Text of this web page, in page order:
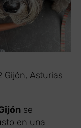
Gijón, Asturias
se
en una